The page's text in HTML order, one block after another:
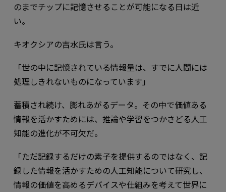
のまでチップに記憶させることが可能になる日は近
い。
キオクシアの吉水氏は言う。
「世の中に記憶されている情報量は、すでに人間には
処理しきれないものになっています」
蓄積され続け、膨れあがるデータ。その中で価値ある
情報を活かすためには、推論や学習をつかさどる人工
知能の進化が不可欠だ。
「ただ記録するだけの素子を提供するのではなく、記
録した情報を活かすための人工知能について研究し、
情報の価値を高めるデバイスや仕組みを考えて世界に